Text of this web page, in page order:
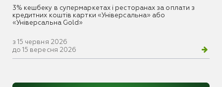
3% кешбеку в супермаркетах і ресторанах за оплати з
кредитних коштів картки «Універсальна» або
«Універсальна Gold»
з 15 червня 2026
до 15 вересня 2026